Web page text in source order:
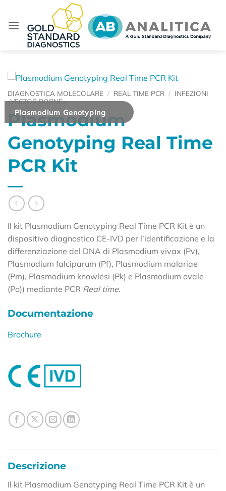
contenuti
Plasmodium Genotyping
DIAGNOSTICA MOLECOLARE / REAL TIME PCR / INFEZIONI
«VECTOR BORNE»
Plasmodium
Genotyping Real Time
PCR Kit
Il kit Plasmodium Genotyping Real Time PCR Kit è un
dispositivo diagnostico CE-IVD per l’identificazione e la
differenziazione del DNA di Plasmodium vivax (Pv),
Plasmodium falciparum (Pf), Plasmodium malariae
(Pm), Plasmodium knowlesi (Pk) e Plasmodium ovale
(Po)) mediante PCR Real time.
Documentazione
Brochure
Descrizione
Il kit Plasmodium Genotyping Real Time PCR Kit è un